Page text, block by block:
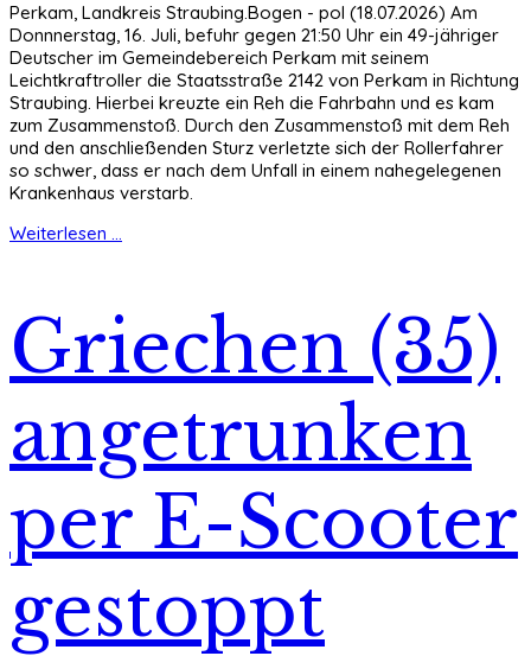
Perkam, Landkreis Straubing.Bogen - pol (18.07.2026) Am
Donnnerstag, 16. Juli, befuhr gegen 21:50 Uhr ein 49-jähriger
Deutscher im Gemeindebereich Perkam mit seinem
Leichtkraftroller die Staatsstraße 2142 von Perkam in Richtung
Straubing. Hierbei kreuzte ein Reh die Fahrbahn und es kam
zum Zusammenstoß. Durch den Zusammenstoß mit dem Reh
und den anschließenden Sturz verletzte sich der Rollerfahrer
so schwer, dass er nach dem Unfall in einem nahegelegenen
Krankenhaus verstarb.
Weiterlesen ...
Griechen (35)
angetrunken
per E-Scooter
gestoppt